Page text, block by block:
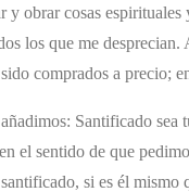
y obrar cosas
los que me
comprados a precio;
Santificado sea
el sentido de que
si es él mismo